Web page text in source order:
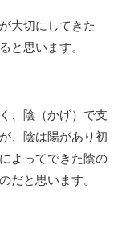
大切にしてきた
と思います。
、陰（かげ）で支
、陰は陽があり初
よってできた陰の
だと思います。